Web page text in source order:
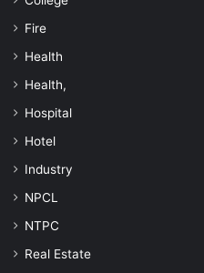
Fire
Health
Health,
Hospital
Hotel
Industry
NPCL
NTPC
Real Estate